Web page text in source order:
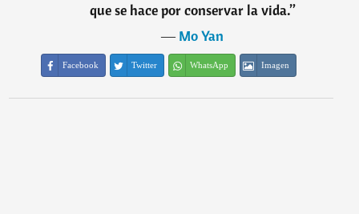
que se hace por conservar la vida.”
―Mo Yan
Facebook Twitter WhatsApp Imagen